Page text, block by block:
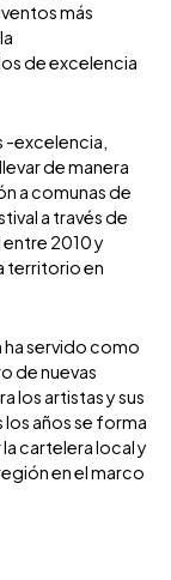
más
de excelencia
-excelencia,
de manera
a comunas de
a través de
entre 2010 y
territorio en
ha servido como
de nuevas
los artistas y sus
años se forma
cartelera local y
en el marco